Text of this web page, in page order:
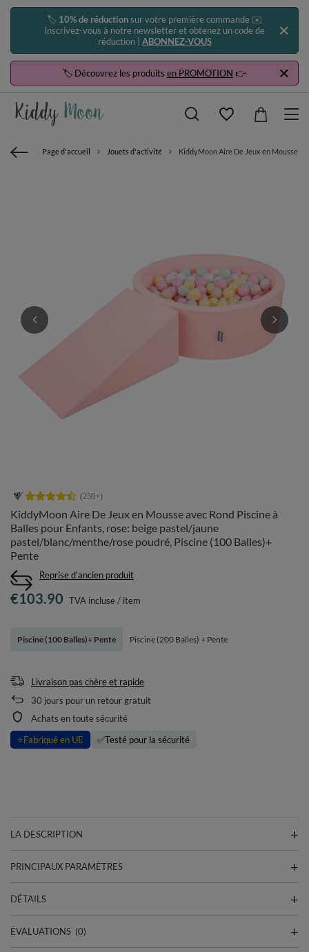
🏷️ 10% de réductionsur votre première commande ✉️
Inscrivez-vous à notre newsletter et obtenez un code de
réduction | ABONNEZ-VOUS
🏷️ Découvrez les produits en PROMOTION 👉
Page d'accueil Jouets d'activité KiddyMoon Aire De Jeux en Mousse
KiddyMoon Aire De Jeux en Mousse avec Rond Piscine à
Balles pour Enfants, rose: beige pastel/jaune
pastel/blanc/menthe/rose poudré, Piscine (100 Balles)+
Pente
Reprise d'ancien produit
Piscine (100 Balles)+ Pente Piscine (200 Balles) + Pente
€103.90 TVA incluse/ item
Livraison pas chère et rapide
30 jours pour un retour gratuit
Achats en toute sécurité
⭐Fabriqué en UE ✅Testé pour la sécurité
LA DESCRIPTION
PRINCIPAUX PARAMÈTRES
DÉTAILS
ÉVALUATIONS (0)